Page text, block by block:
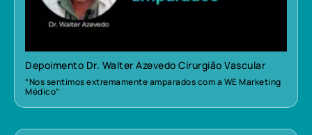
Depoimento Dr. Walter Azevedo Cirurgião Vascular
“Nos sentimos extremamente amparados com a WE Marketing
Médico”